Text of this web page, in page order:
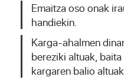
Emaitza oso onak
handiekin.
Karga-ahalmen
bereziki altuak,
kargaren balio